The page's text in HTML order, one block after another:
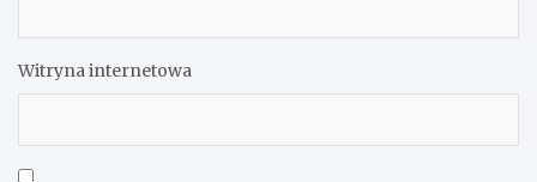
Witryna internetowa